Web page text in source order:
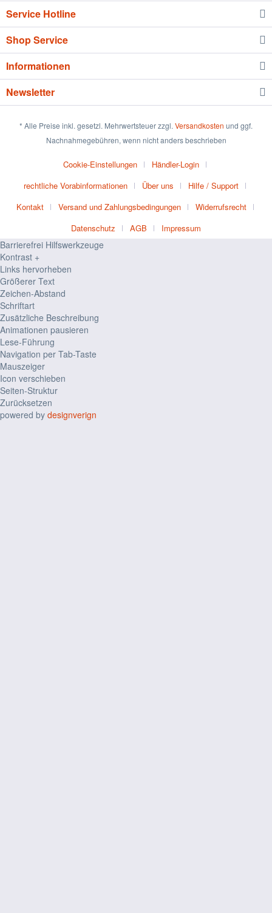
Service Hotline
Shop Service
Informationen
Newsletter
* Alle Preise inkl. gesetzl. Mehrwertsteuer zzgl. Versandkosten und ggf.
Nachnahmegebühren, wenn nicht anders beschrieben
Cookie-Einstellungen
Händler-Login
rechtliche Vorabinformationen
Über uns
Hilfe / Support
Kontakt
Versand und Zahlungsbedingungen
Widerrufsrecht
Datenschutz
AGB Impressum
Barrierefrei Hilfswerkzeuge
Kontrast +
Links hervorheben
Größerer Text
Zeichen-Abstand
Schriftart
Zusätzliche Beschreibung
Animationen pausieren
Lese-Führung
Navigation per Tab-Taste
Mauszeiger
Icon verschieben
Seiten-Struktur
Zurücksetzen
powered by designverign